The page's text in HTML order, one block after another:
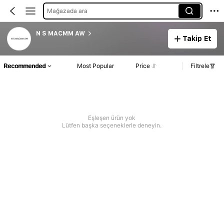
Mağazada ara
N S MACMM AW
Takip Et
Recommended Most Popular Price Filtrele
Eşleşen ürün yok
Lütfen başka seçeneklerle deneyin.